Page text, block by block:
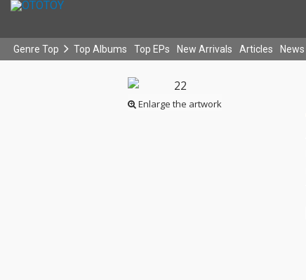
Genre Top Top Albums Top EPs New Arrivals Articles News
Enlarge the artwork